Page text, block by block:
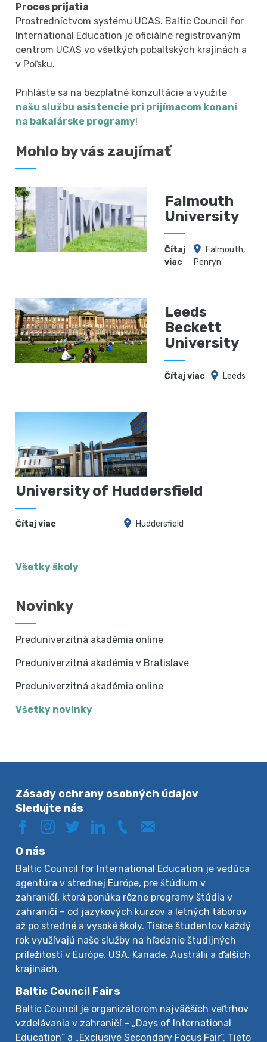
Proces prijatia
Prostredníctvom systému UCAS. Baltic Council for
International Education je oficiálne registrovaným
centrom UCAS vo všetkých pobaltských krajinách a
v Poľsku.
Prihláste sa na bezplatné konzultácie a využite
našu službu asistencie pri prijímacom konaní
na bakalárske programy!
Mohlo by vás zaujímať
Falmouth
University
Čítaj
viac
Falmouth,
Penryn
Leeds
Beckett
University
Čítaj viac Leeds
University of Huddersfield
Čítaj viac Huddersfield
Všetky školy
Novinky
Preduniverzitná akadémia online
Preduniverzitná akadémia v Bratislave
Preduniverzitná akadémia online
Všetky novinky
Zásady ochrany osobných údajov
Sledujte nás
O nás
Baltic Council for International Education je vedúca
agentúra v strednej Európe, pre štúdium v
zahraničí, ktorá ponúka rôzne programy štúdia v
zahraničí – od jazykových kurzov a letných táborov
až po stredné a vysoké školy. Tisíce študentov každý
rok využívajú naše služby na hľadanie študijných
príležitostí v Európe, USA, Kanade, Austrálii a ďalších
krajinách.
Baltic Council Fairs
Baltic Council je organizátorom najväčších veľtrhov
vzdelávania v zahraničí – „Days of International
Education“ a „Exclusive Secondary Focus Fair“. Tieto